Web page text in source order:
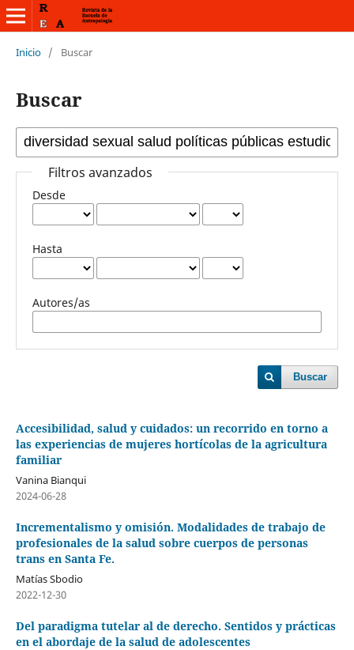
Inicio / Buscar
Buscar
Filtros avanzados
Desde
Hasta
Autores/as
Buscar
Accesibilidad, salud y cuidados: un recorrido en torno a
las experiencias de mujeres hortícolas de la agricultura
familiar
Vanina Bianqui
2024-06-28
Incrementalismo y omisión. Modalidades de trabajo de
profesionales de la salud sobre cuerpos de personas
trans en Santa Fe.
Matías Sbodio
2022-12-30
Del paradigma tutelar al de derecho. Sentidos y prácticas
en el abordaje de la salud de adolescentes